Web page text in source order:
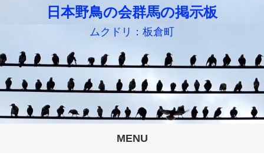
日本野鳥の会群馬の掲示板
ムクドリ：板倉町
MENU